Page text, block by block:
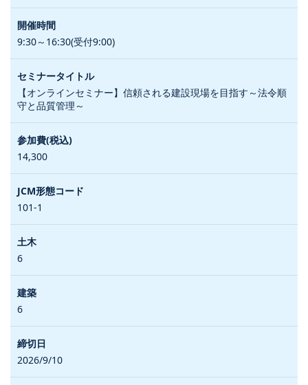
9:30～16:30(受付9:00)
【オンラインセミナー】信頼される建設現場を目指す～法令順
守と品質管理～
14,300
101-1
6
6
2026/9/10